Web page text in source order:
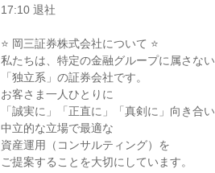
17:10 退社
⭐ 岡三証券株式会社について ⭐
私たちは、特定の金融グループに属さない
「独立系」の証券会社です。
お客さま一人ひとりに
「誠実に」「正直に」「真剣に」向き合い
中立的な立場で最適な
資産運用（コンサルティング）を
ご提案することを大切にしています。